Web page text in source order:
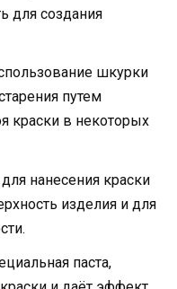
для создания
шкурки
путем
краски в некоторых
нанесения краски
изделия и для
паста,